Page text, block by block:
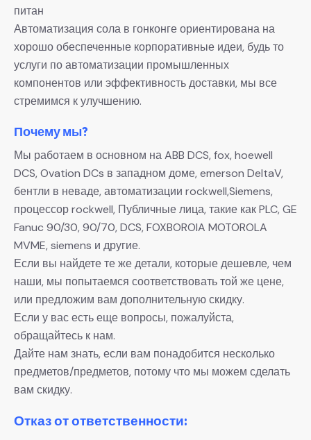
питан
Автоматизация сола в гонконге ориентирована на
хорошо обеспеченные корпоративные идеи, будь то
услуги по автоматизации промышленных
компонентов или эффективность доставки, мы все
стремимся к улучшению.
Почему мы?
Мы работаем в основном на ABB DCS, fox, hoewell
DCS, Ovation DCs в западном доме, emerson DeltaV,
бентли в неваде, автоматизации rockwell,Siemens,
процессор rockwell, Публичные лица, такие как PLC, GE
Fanuc 90/30, 90/70, DCS, FOXBOROIA MOTOROLA
MVME, siemens и другие.
Если вы найдете те же детали, которые дешевле, чем
наши, мы попытаемся соответствовать той же цене,
или предложим вам дополнительную скидку.
Если у вас есть еще вопросы, пожалуйста,
обращайтесь к нам.
Дайте нам знать, если вам понадобится несколько
предметов/предметов, потому что мы можем сделать
вам скидку.
Отказ от ответственности: